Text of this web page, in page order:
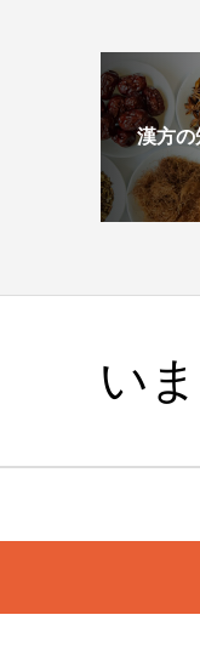
漢方の
い